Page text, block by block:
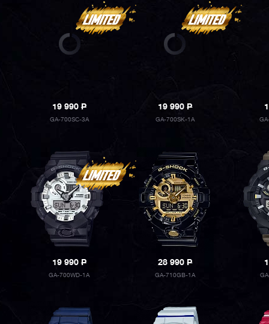
19 990P
GA-700SC-3A
19 990P
GA-700SK-1A
19 990P
GA-700WD-1A
28 990P
GA-710GB-1A